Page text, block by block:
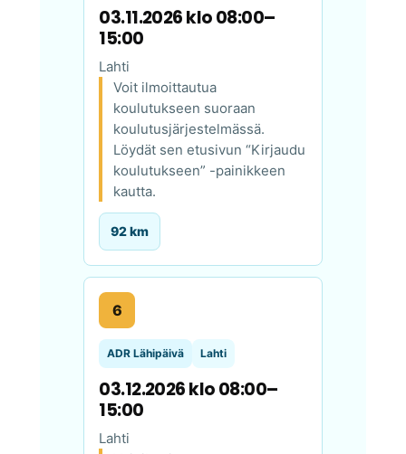
03.11.2026 klo 08:00–
15:00
Lahti
Voit ilmoittautua
koulutukseen suoraan
koulutusjärjestelmässä.
Löydät sen etusivun “Kirjaudu
koulutukseen” -painikkeen
kautta.
92 km
6
ADR Lähipäivä Lahti
03.12.2026 klo 08:00–
15:00
Lahti